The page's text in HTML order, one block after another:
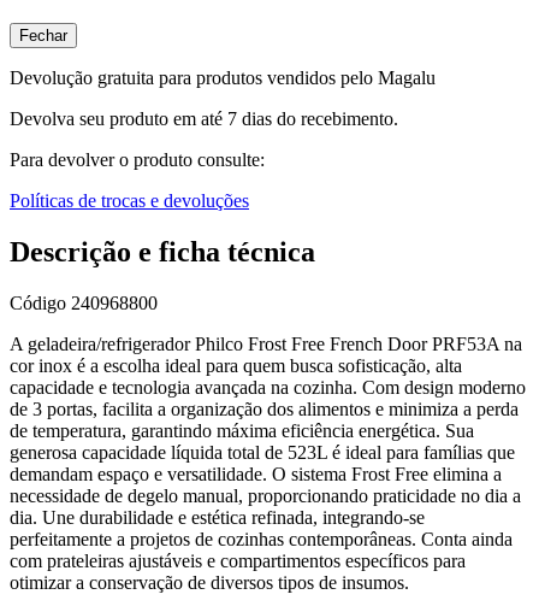
Fechar
Devolução gratuita para produtos vendidos pelo Magalu
Devolva seu produto em até 7 dias do recebimento.
Para devolver o produto consulte:
Políticas de trocas e devoluções
Descrição e ficha técnica
Código 240968800
A geladeira/refrigerador Philco Frost Free French Door PRF53A na
cor inox é a escolha ideal para quem busca sofisticação, alta
capacidade e tecnologia avançada na cozinha. Com design moderno
de 3 portas, facilita a organização dos alimentos e minimiza a perda
de temperatura, garantindo máxima eficiência energética. Sua
generosa capacidade líquida total de 523L é ideal para famílias que
demandam espaço e versatilidade. O sistema Frost Free elimina a
necessidade de degelo manual, proporcionando praticidade no dia a
dia. Une durabilidade e estética refinada, integrando-se
perfeitamente a projetos de cozinhas contemporâneas. Conta ainda
com prateleiras ajustáveis e compartimentos específicos para
otimizar a conservação de diversos tipos de insumos.